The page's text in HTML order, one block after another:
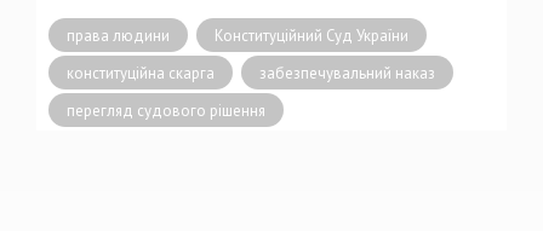
права людини
Конституційний Суд України
конституційна скарга
забезпечувальний наказ
перегляд судового рішення